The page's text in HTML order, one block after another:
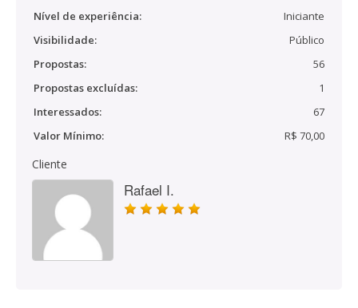
Nível de experiência:
Iniciante
Visibilidade:
Público
Propostas:
56
Propostas excluídas:
1
Interessados:
67
Valor Mínimo:
R$ 70,00
Cliente
Rafael I.